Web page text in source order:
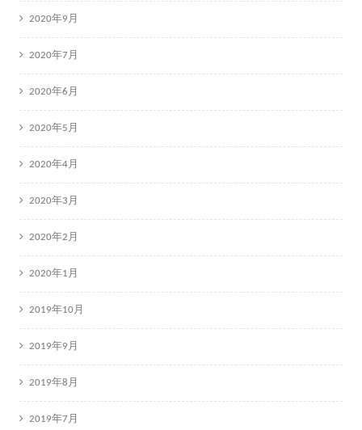
2020年9月
2020年7月
2020年6月
2020年5月
2020年4月
2020年3月
2020年2月
2020年1月
2019年10月
2019年9月
2019年8月
2019年7月